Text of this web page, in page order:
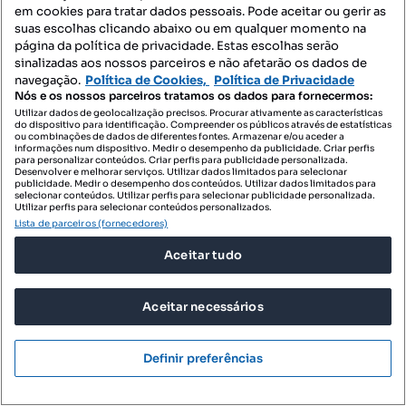
Expo Norte, Parque das Nações, Lisboa, Lisboa
Preço por metro quadrado
102 m²
Century21 Nações
Profissional
em cookies para tratar dados pessoais. Pode aceitar ou gerir as
suas escolhas clicando abaixo ou em qualquer momento na
página da política de privacidade. Estas escolhas serão
sinalizadas aos nossos parceiros e não afetarão os dados de
navegação. Política de Cookies, Política de Privacidade
Nós e os nossos parceiros tratamos os dados para fornecermos:
Utilizar dados de geolocalização precisos. Procurar ativamente as características
do dispositivo para identificação. Compreender os públicos através de estatísticas
ou combinações de dados de diferentes fontes. Armazenar e/ou aceder a
informações num dispositivo. Medir o desempenho da publicidade. Criar perfis
para personalizar conteúdos. Criar perfis para publicidade personalizada.
Desenvolver e melhorar serviços. Utilizar dados limitados para selecionar
publicidade. Medir o desempenho dos conteúdos. Utilizar dados limitados para
selecionar conteúdos. Utilizar perfis para selecionar publicidade personalizada.
Utilizar perfis para selecionar conteúdos personalizados.
Lista de parceiros (fornecedores)
Aceitar tudo
Aceitar necessários
Definir preferências